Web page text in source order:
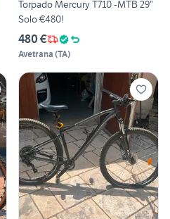
Torpado Mercury T710 -MTB 29”
Solo €480!
480 €
Avetrana (TA)